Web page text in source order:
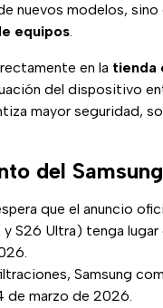
nuevos modelos, sino
equipos.
en la tienda
del dispositivo
mayor seguridad,
del
que el anuncio
S26 Ultra) tenga
Samsung
de marzo de 2026.